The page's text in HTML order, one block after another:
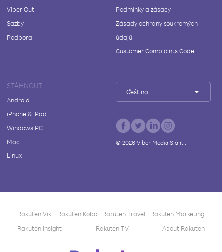
Viber Out
Sazby
Podpora
Podmínky a zásady
Zásady ochrany soukromých
údajů
Customer Complaints Code
STÁHNOUT
Android
iPhone & iPad
Windows PC
Mac
Linux
Čeština
© 2026Viber Media S.à r.l.
Rakuten Viki Rakuten Kobo Rakuten Travel
Rakuten Marketing
Rakuten Insight
Rakuten TV About Rakuten